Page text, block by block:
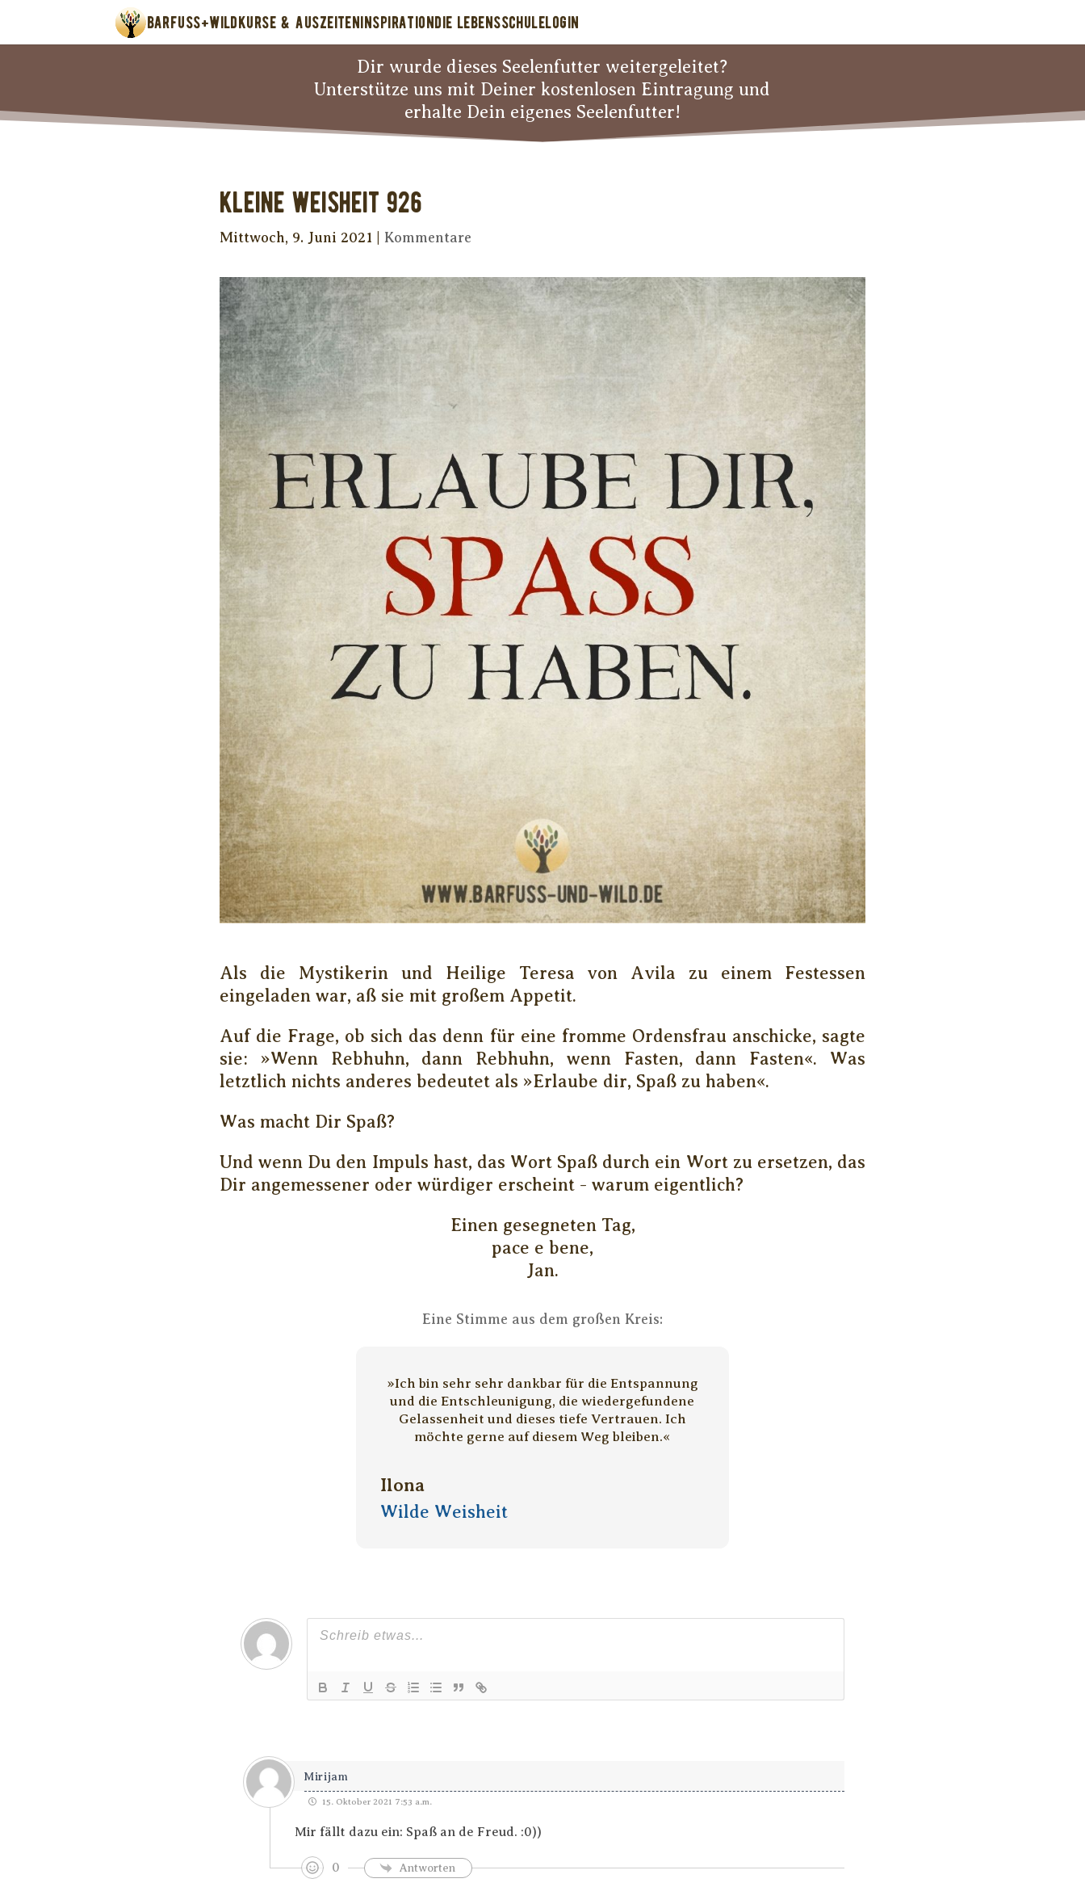
BARFUSS+WILDKURSE & AUSZEITENINSPIRATIONDIE LEBENSSCHULELOGIN
Dir wurde dieses Seelenfutter weitergeleitet?
Unterstütze uns mit Deiner kostenlosen Eintragung und
erhalte Dein eigenes Seelenfutter!
Kleine Weisheit 926
Mittwoch, 9. Juni 2021 Kommentare
Als die Mystikerin und Heilige Teresa von Avila zu einem Festessen
eingeladen war, aß sie mit großem Appetit.
Auf die Frage, ob sich das denn für eine fromme Ordensfrau anschicke, sagte
sie: »Wenn Rebhuhn, dann Rebhuhn, wenn Fasten, dann Fasten«. Was
letztlich nichts anderes bedeutet als »Erlaube dir, Spaß zu haben«.
Was macht Dir Spaß?
Und wenn Du den Impuls hast, das Wort Spaß durch ein Wort zu ersetzen, das
Dir angemessener oder würdiger erscheint - warum eigentlich?
Einen gesegneten Tag,
pace e bene,
Jan.
Eine Stimme aus dem großen Kreis:
»Ich bin sehr sehr dankbar für die Entspannung
und die Entschleunigung, die wiedergefundene
Gelassenheit und dieses tiefe Vertrauen. Ich
möchte gerne auf diesem Weg bleiben.«
Ilona
Wilde Weisheit
Mirijam
15. Oktober 2021 7:53 a.m.
Mir fällt dazu ein: Spaß an de Freud. :0))
0 Antworten